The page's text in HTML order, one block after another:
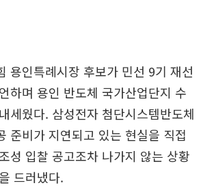
용인특례시장 후보가 민선 9기 재선
하며 용인 반도체 국가산업단지 수
세웠다. 삼성전자 첨단시스템반도체
준비가 지연되고 있는 현실을 직접
성 입찰 공고조차 나가지 않는 상황
드러냈다.